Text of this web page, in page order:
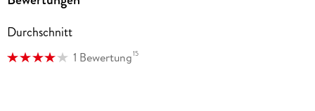
Durchschnitt
1 Bewertung15